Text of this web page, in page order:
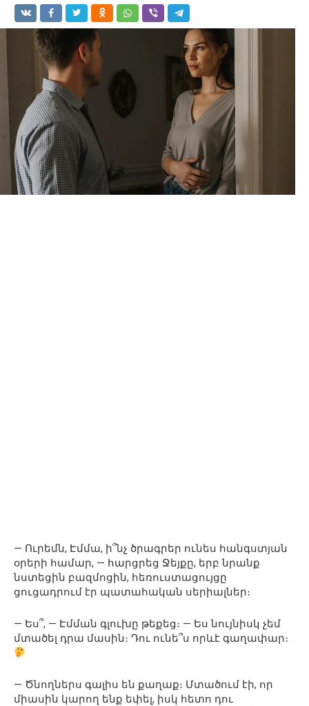
— Ուրեմն, Էմմա, ի՞նչ ծրագրեր ունես հանգստյան
օրերի համար, — հարցրեց Ջեյքը, երբ նրանք
նստեցին բազմոցին, հեռուստացույցը
ցուցադրում էր պատահական սերիալներ։
— Ես՞, — Էմման գլուխը թեքեց։ — Ես նույնիսկ չեմ
մտածել դրա մասին։ Դու ունե՞ս որևէ գաղափար։
— Ծնողներս գալիս են քաղաք։ Մտածում էի, որ
միասին կարող ենք եփել, իսկ հետո դու